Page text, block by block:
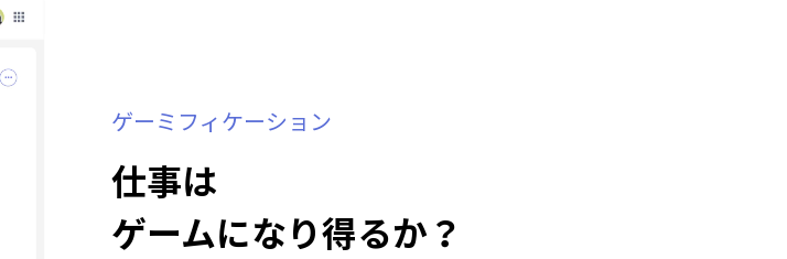
ゲーミフィケーション
仕事は
ゲームになり得るか？